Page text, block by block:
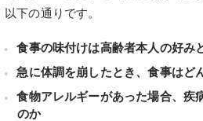
以下の通りです。
食事の味付けは高齢者本人の好み
急に体調を崩したとき、食事はど
食物アレルギーがあった場合、疾
のか